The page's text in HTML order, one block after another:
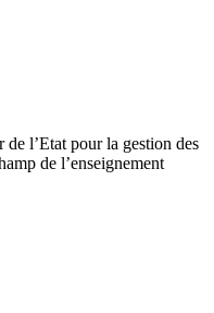
l’Etat pour la gestion des
de l’enseignement